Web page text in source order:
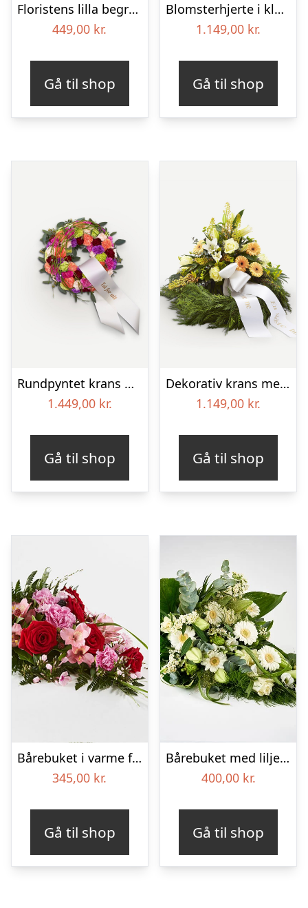
Floristens lilla begravelses­buket
449,00 kr.
Gå til shop
Blomsterhjerte i klassisk stil med bånd
1.149,00 kr.
Gå til shop
Rundpyntet krans med bånd
1.449,00 kr.
Gå til shop
Dekorativ krans med bånd
1.149,00 kr.
Gå til shop
Bårebuket i varme farver – Blomster til begravelse
345,00 kr.
Gå til shop
Bårebuket med liljer, floristens valg – Blomster til begravelse
400,00 kr.
Gå til shop